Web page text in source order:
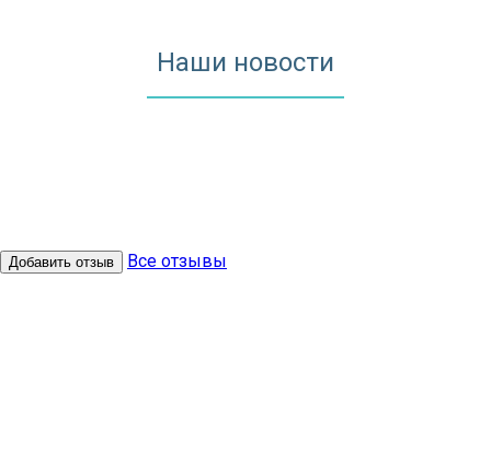
Наши новости
Добавить отзыв Все отзывы